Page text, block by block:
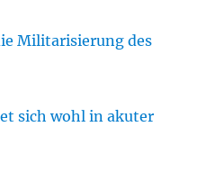
Militarisierung des
sich wohl in akuter